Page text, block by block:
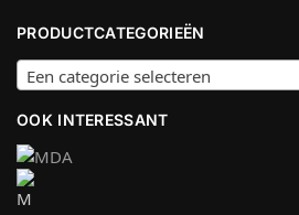
PRODUCTCATEGORIEËN
Een categorie selecteren
OOK INTERESSANT